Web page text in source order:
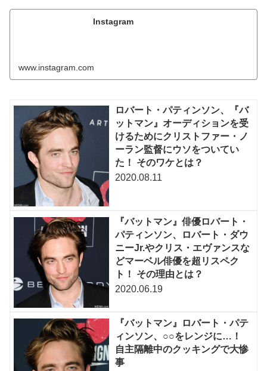
Instagram
www.instagram.com
ロバート・パティンソン、『バ
ットマン』オーディションを受
けるためにクリストファー・ノ
ーラン監督にウソをついてい
た！ そのワケとは？
2020.08.11
『バットマン』俳優ロバート・
パティンソン、ロバート・ダウ
ニーJr.やクリス・エヴァンスな
どマーベル俳優を超リスペク
ト！ その理由とは？
2020.06.19
『バットマン』ロバート・パテ
ィンソン、○○をレンジに…！
自主隔離中のクッキングで大惨
事